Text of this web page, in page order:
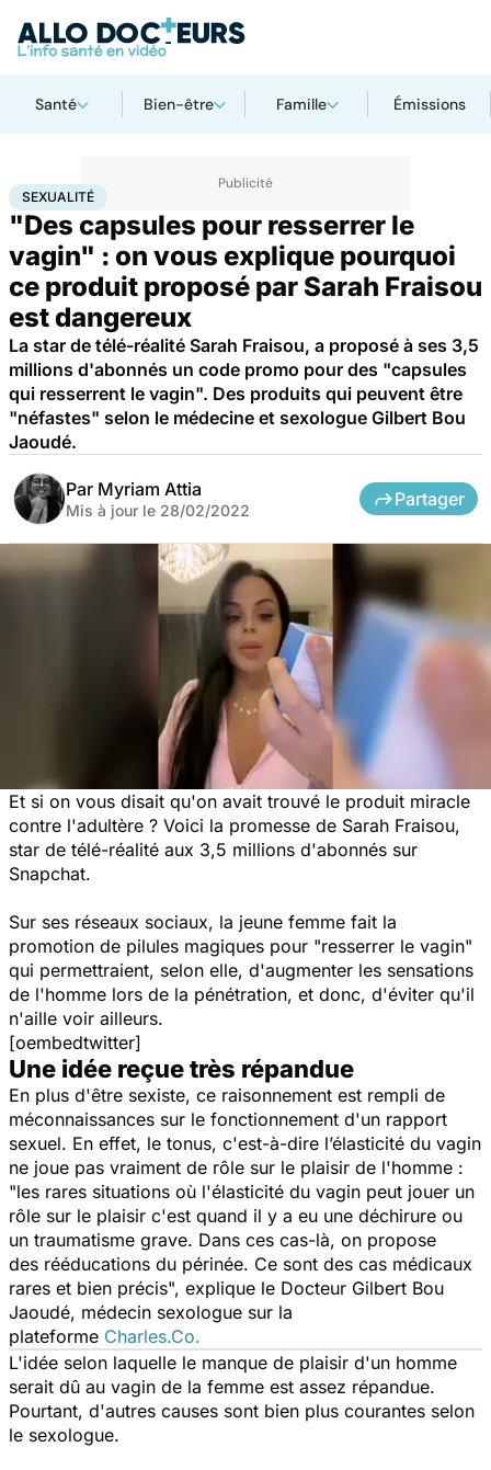
Santé Bien-être Famille Émissions
AccueilBien-être
SEXUALITÉ
"Des capsules pour resserrer le
vagin" : on vous explique pourquoi
ce produit proposé par Sarah Fraisou
est dangereux
La star de télé-réalité Sarah Fraisou, a proposé à ses 3,5
millions d'abonnés un code promo pour des "capsules
qui resserrent le vagin". Des produits qui peuvent être
"néfastes" selon le médecine et sexologue Gilbert Bou
Jaoudé.
Par Myriam Attia
Mis à jour le 28/02/2022
Partager
Et si on vous disait qu'on avait trouvé le produit miracle
contre l'adultère ? Voici la promesse de Sarah Fraisou,
star de télé-réalité aux 3,5 millions d'abonnés sur
Snapchat.
Sur ses réseaux sociaux, la jeune femme fait la
promotion de pilules magiques pour "resserrer le vagin"
qui permettraient, selon elle, d'augmenter les sensations
de l'homme lors de la pénétration, et donc, d'éviter qu'il
n'aille voir ailleurs.
[oembedtwitter]
Une idée reçue très répandue
En plus d'être sexiste, ce raisonnement est rempli de
méconnaissances sur le fonctionnement d'un rapport
sexuel. En effet, le tonus, c'est-à-dire l’élasticité du vagin
ne joue pas vraiment de rôle sur le plaisir de l'homme :
"les rares situations où l'élasticité du vagin peut jouer un
rôle sur le plaisir c'est quand il y a eu une déchirure ou
un traumatisme grave. Dans ces cas-là, on propose
des rééducations du périnée. Ce sont des cas médicaux
rares et bien précis", explique le Docteur Gilbert Bou
Jaoudé, médecin sexologue sur la
plateforme Charles.Co.
L'idée selon laquelle le manque de plaisir d'un homme
serait dû au vagin de la femme est assez répandue.
Pourtant, d'autres causes sont bien plus courantes selon
le sexologue.